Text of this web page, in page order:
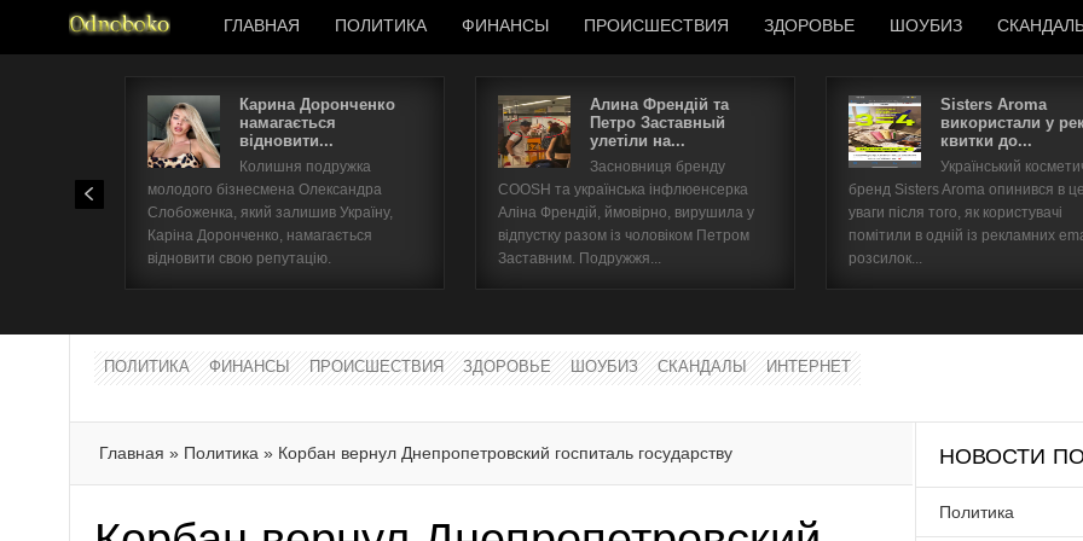
ГЛАВНАЯ ПОЛИТИКА ФИНАНСЫ ПРОИСШЕСТВИЯ ЗДОРОВЬЕ ШОУБИЗ
Карина Доронченко
намагається
відновити...
Колишня подружка
молодого бізнесмена Олександра
Слобоженка, який залишив Україну,
Каріна Доронченко, намагається
відновити свою репутацію.
Алина Френдій та
Петро Заставный
улетіли на...
Засновниця бренду
COOSH та українська інфлюенсерка
Аліна Френдій, ймовірно, вирушила у
відпустку разом із чоловіком Петром
Заставним. Подружжя...
Sisters Aroma
використали у
квитки до...
Український
бренд Sisters Aroma опинився в
уваги після того, як користувачі
помітили в одній із рекламних
розсилок...
ПОЛИТИКА ФИНАНСЫ ПРОИСШЕСТВИЯ ЗДОРОВЬЕ ШОУБИЗ СКАНДАЛЫ ИНТЕРНЕТ
Главная » Политика » Корбан вернул Днепропетровский госпиталь государству НОВОСТИ
Политика
Имя пользователя
Забыли имя пользователя?